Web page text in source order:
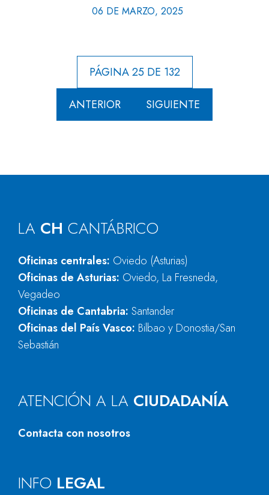
06 DE MARZO, 2025
PÁGINA 25 DE 132
ANTERIOR SIGUIENTE
LA CH CANTÁBRICO
Oficinas centrales: Oviedo (Asturias)
Oficinas de Asturias: Oviedo, La Fresneda,
Vegadeo
Oficinas de Cantabria: Santander
Oficinas del País Vasco: Bilbao y Donostia/San
Sebastián
ATENCIÓN A LA CIUDADANÍA
Contacta con nosotros
INFO LEGAL